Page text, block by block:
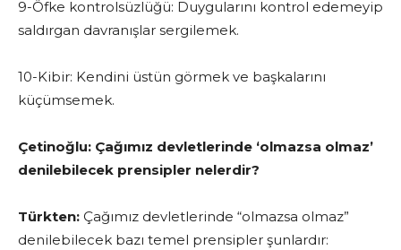
9-Öfke kontrolsüzlüğü: Duygularını kontrol edemeyip
saldırgan davranışlar sergilemek.
10-Kibir: Kendini üstün görmek ve başkalarını
küçümsemek.
Çetinoğlu: Çağımız devletlerinde ‘olmazsa olmaz’
denilebilecek prensipler nelerdir?
Türkten: Çağımız devletlerinde “olmazsa olmaz”
denilebilecek bazı temel prensipler şunlardır: